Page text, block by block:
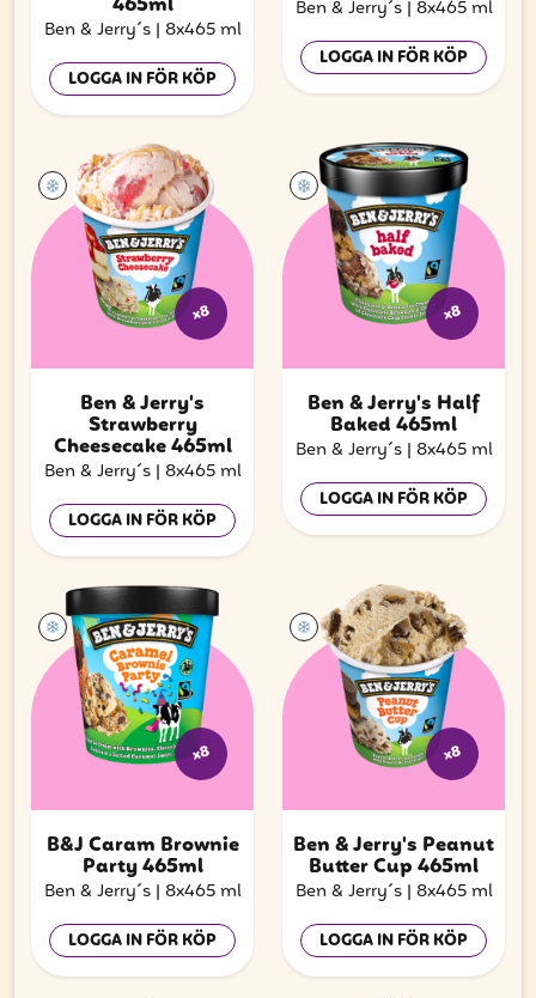
465ml
Ben & Jerry´s | 8x465 ml
LOGGA IN FÖR KÖP
Ben & Jerry´s | 8x465 ml
LOGGA IN FÖR KÖP
x8
Ben & Jerry's
Strawberry
Cheesecake 465ml
Ben & Jerry´s | 8x465 ml
LOGGA IN FÖR KÖP
x8
Ben & Jerry's Half
Baked 465ml
Ben & Jerry´s | 8x465 ml
LOGGA IN FÖR KÖP
x8
B&J Caram Brownie
Party 465ml
Ben & Jerry´s | 8x465 ml
LOGGA IN FÖR KÖP
x8
Ben & Jerry's Peanut
Butter Cup 465ml
Ben & Jerry´s | 8x465 ml
LOGGA IN FÖR KÖP